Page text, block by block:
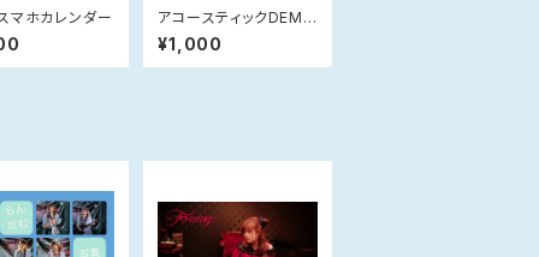
マホカレンダー
アコースティックDEMO
第2弾
¥1,000